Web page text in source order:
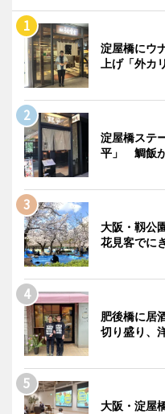
淀屋橋にウ
上げ「外カ
淀屋橋ステ
平」 鯛飯
大阪・靱公
花見客でに
肥後橋に居
切り盛り、
大阪・淀屋